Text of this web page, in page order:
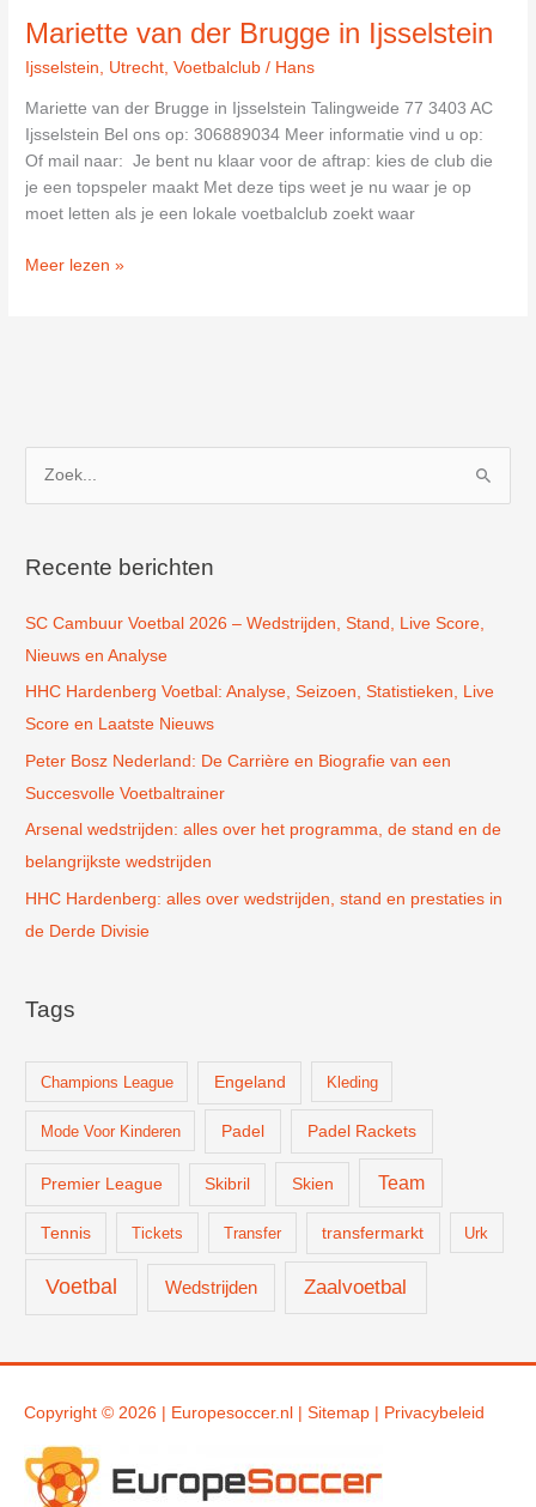
Mariette van der Brugge in Ijsselstein
Ijsselstein, Utrecht,Voetbalclub / Hans
Mariette van der Brugge in Ijsselstein Talingweide 77 3403 AC
Ijsselstein Bel ons op: 306889034 Meer informatie vind u op:
Of mail naar: Je bent nu klaar voor de aftrap: kies de club die
je een topspeler maakt Met deze tips weet je nu waar je op
moet letten als je een lokale voetbalclub zoekt waar
Mariette
Meer lezen »
k
a
a
r
:
Recente berichten
SC Cambuur Voetbal 2026 – Wedstrijden, Stand, Live Score,
Nieuws en Analyse
HHC Hardenberg Voetbal: Analyse, Seizoen, Statistieken, Live
Score en Laatste Nieuws
Peter Bosz Nederland: De Carrière en Biografie van een
Succesvolle Voetbaltrainer
Arsenal wedstrijden: alles over het programma, de stand en de
belangrijkste wedstrijden
HHC Hardenberg: alles over wedstrijden, stand en prestaties in
de Derde Divisie
Tags
Champions League Engeland Kleding
Mode Voor Kinderen Padel Padel Rackets
Premier League Skibril Skien Team
Tennis Tickets Transfer transfermarkt Urk
Voetbal Wedstrijden Zaalvoetbal
Copyright © 2026 | Europesoccer.nl Sitemap Privacybeleid